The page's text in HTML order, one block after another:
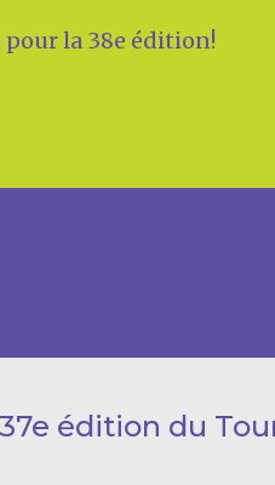
la 38e édition!
édition du